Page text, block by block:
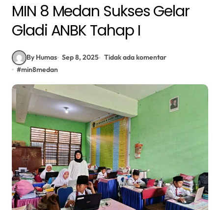
MIN 8 Medan Sukses Gelar
Gladi ANBK Tahap I
By Humas Sep 8, 2025 Tidak ada komentar
#min8medan